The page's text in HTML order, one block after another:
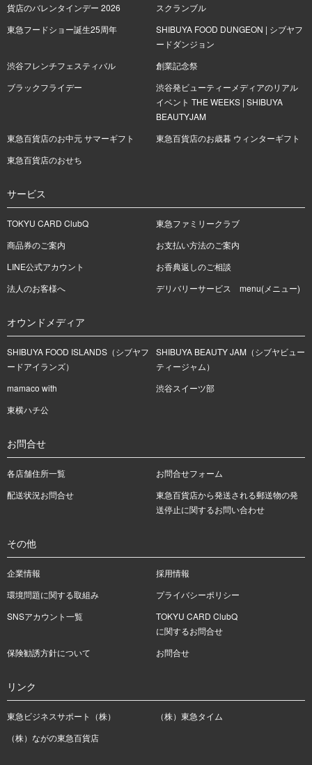
貨店のバレンタインデー 2026
スクランブル
東急フードショー誕生25周年
SHIBUYA FOOD DUNGEON | シブヤフ
ードダンジョン
渋谷フレンチフェスティバル
創業記念祭
ブラックフライデー
渋谷発ビューティーメディアのリアル
イベント THE WEEKS | SHIBUYA
BEAUTYJAM
東急百貨店のお中元 サマーギフト
東急百貨店のお歳暮 ウィンターギフト
東急百貨店のおせち
サービス
TOKYU CARD ClubQ
東急ファミリークラブ
商品券のご案内
お支払い方法のご案内
LINE公式アカウント
お香典返しのご相談
法人のお客様へ
デリバリーサービス menu(メニュー)
オウンドメディア
SHIBUYA FOOD ISLANDS（シブヤフ
ードアイランズ）
SHIBUYA BEAUTY JAM（シブヤビュー
ティージャム）
mamaco with
渋谷スイーツ部
東横ハチ公
お問合せ
各店舗住所一覧
お問合せフォーム
配送状況お問合せ
東急百貨店から発送される郵送物の発
送停止に関するお問い合わせ
その他
企業情報
採用情報
環境問題に関する取組み
プライバシーポリシー
SNSアカウント一覧
TOKYU CARD ClubQ
に関するお問合せ
保険勧誘方針について
お問合せ
リンク
東急ビジネスサポート（株）
（株）東急タイム
（株）ながの東急百貨店